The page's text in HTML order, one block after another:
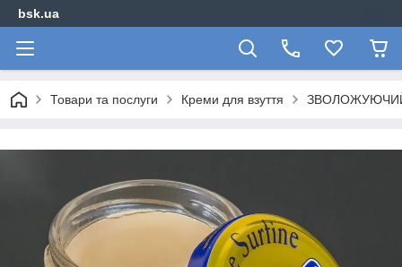
bsk.ua
Товари та послуги Креми для взуття ЗВОЛОЖУЮЧИЙ